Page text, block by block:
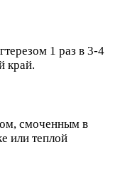
1 раз в 3-4
край.
смоченным в
или теплой